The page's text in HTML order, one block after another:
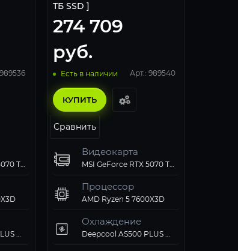
MSI GeForce RTX 5070 Ti 16GB VENTUS 3X OC
Deepcool AS500 PLUS WH RET White
ТБ SSD ]
274 709
руб.
Есть в наличии Арт.: 989540
КУПИТЬ
Сравнить
Видеокарта
MSI GeForce RTX 5070 Ti 16GB VENTUS 3X OC
Процессор
AMD Ryzen 5 7600X3D
Охлаждение
Deepcool AS500 PLUS WH RET White